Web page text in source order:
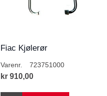
Fiac Kjølerør
Varenr. 723751000
kr 910,00